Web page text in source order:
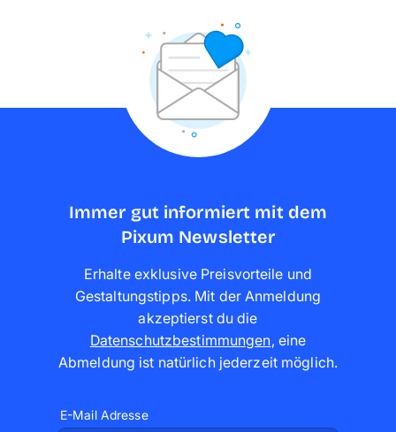
Immer gut informiert mit dem
Pixum Newsletter
Erhalte exklusive Preisvorteile und
Gestaltungstipps. Mit der Anmeldung
akzeptierst du die
Datenschutzbestimmungen, eine
Abmeldung ist natürlich jederzeit möglich.
E-Mail Adresse